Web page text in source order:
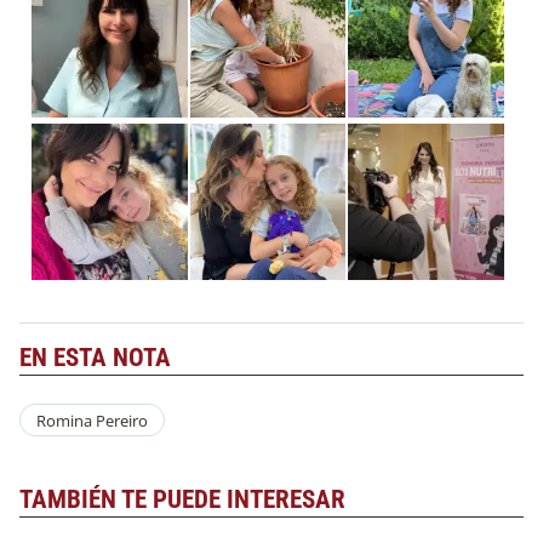
EN ESTA NOTA
Romina Pereiro
TAMBIÉN TE PUEDE INTERESAR